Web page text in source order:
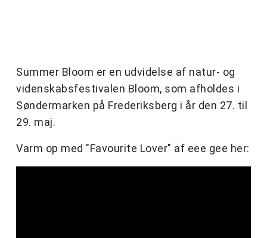
Summer Bloom er en udvidelse af natur- og
videnskabsfestivalen Bloom, som afholdes i
Søndermarken på Frederiksberg i år den 27. til
29. maj.
Varm op med "Favourite Lover" af eee gee her: